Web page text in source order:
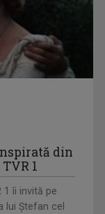
din
1
1 îi invită pe
lui Ștefan cel